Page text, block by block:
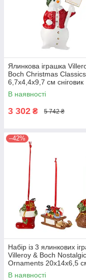
Ялинкова іграшка
Boch Christmas Classics
6,7х4,4х9,7 см сніговик
В наявності
3 302 ₴ 5 742 ₴
–42%
Набір із 3 ялинкових
Villeroy & Boch Nostalgic
Ornaments 20х14х6,5
В наявності